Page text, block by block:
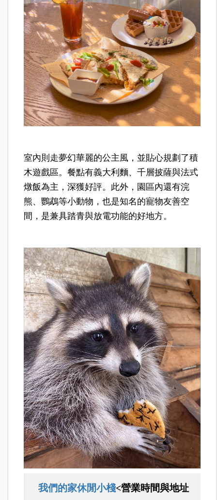
室內則走夢幻華麗的公主風，並貼心規劃了積
木遊戲區。餐點有義大利麵、千層披薩與法式
燉飯為主，深獲好評。此外，園區內還有浣
熊、鸚鵡等小動物，也是知名的寵物友善空
間，是兼具踏青與放電功能的好地方。
我們的家休閒小棧<營業時間與地址